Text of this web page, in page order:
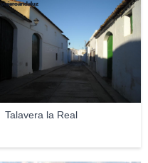
Talavera la Real
viajeroandaluz